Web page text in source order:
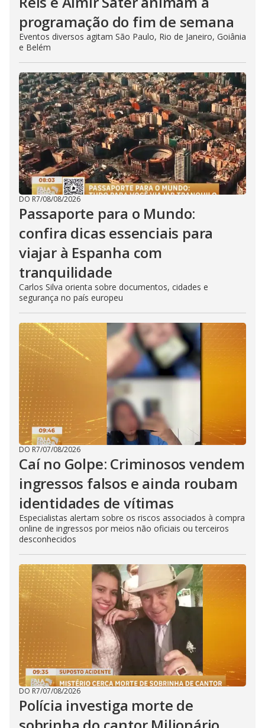
programação do fim de semana
Eventos diversos agitam São Paulo, Rio de Janeiro, Goiânia
e Belém
DO R7/08/08/2026
Passaporte para o Mundo:
confira dicas essenciais para
viajar à Espanha com
tranquilidade
Carlos Silva orienta sobre documentos, cidades e
segurança no país europeu
DO R7/07/08/2026
Caí no Golpe: Criminosos vendem
ingressos falsos e ainda roubam
identidades de vítimas
Especialistas alertam sobre os riscos associados à compra
online de ingressos por meios não oficiais ou terceiros
desconhecidos
DO R7/07/08/2026
Polícia investiga morte de